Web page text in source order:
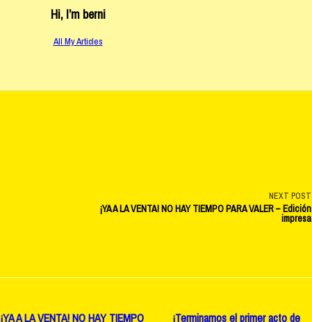
Hi, I’m berni
All My Articles
NEXT POST
¡YA A LA VENTA! NO HAY TIEMPO PARA VALER – Edición
impresa
¡YA A LA VENTA! NO HAY TIEMPO
¡Terminamos el primer acto de